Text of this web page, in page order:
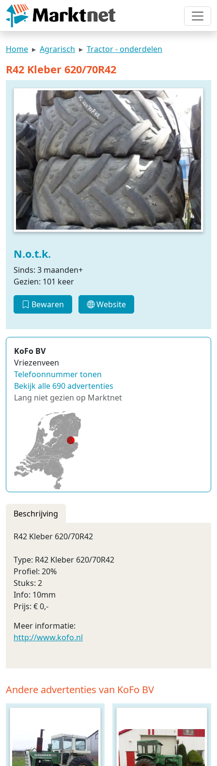
Home Agrarisch Tractor - onderdelen
R42 Kleber 620/70R42
N.o.t.k.
Sinds: 3 maanden+
Gezien: 101 keer
Bewaren Website
KoFo BV
Vriezenveen
Telefoonnummer tonen
Bekijk alle 690 advertenties
Lang niet gezien op Marktnet
Beschrijving
R42 Kleber 620/70R42
Type: R42 Kleber 620/70R42
Profiel: 20%
Stuks: 2
Info: 10mm
Prijs: € 0,-
Meer informatie:
http://www.kofo.nl
Andere advertenties van KoFo BV